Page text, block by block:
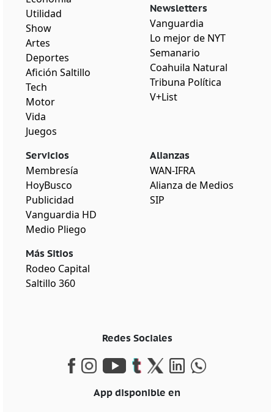
Utilidad
Show
Artes
Deportes
Afición Saltillo
Tech
Motor
Vida
Juegos
Newsletters
Vanguardia
Lo mejor de NYT
Semanario
Coahuila Natural
Tribuna Política
V+List
Servicios
Membresía
HoyBusco
Publicidad
Vanguardia HD
Medio Pliego
Más Sitios
Rodeo Capital
Saltillo 360
Alianzas
WAN-IFRA
Alianza de Medios
SIP
Redes Sociales
App disponible en